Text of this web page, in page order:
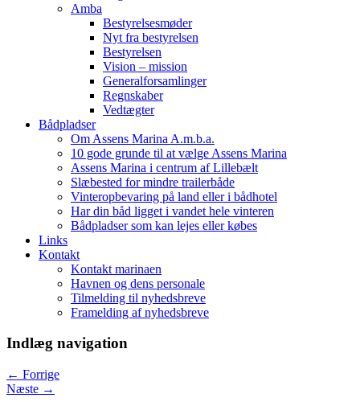
Amba
Bestyrelsesmøder
Nyt fra bestyrelsen
Bestyrelsen
Vision – mission
Generalforsamlinger
Regnskaber
Vedtægter
Bådpladser
Om Assens Marina A.m.b.a.
10 gode grunde til at vælge Assens Marina
Assens Marina i centrum af Lillebælt
Slæbested for mindre trailerbåde
Vinteropbevaring på land eller i bådhotel
Har din båd ligget i vandet hele vinteren
Bådpladser som kan lejes eller købes
Links
Kontakt
Kontakt marinaen
Havnen og dens personale
Tilmelding til nyhedsbreve
Framelding af nyhedsbreve
Indlæg navigation
← Forrige
Næste →